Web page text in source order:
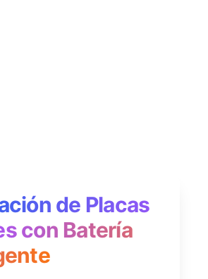
de Placas
con Batería